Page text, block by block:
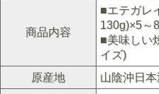
商品内容
■エテガレ
130g)×5～
■美味しい
イズ)
原産地
山陰沖日本